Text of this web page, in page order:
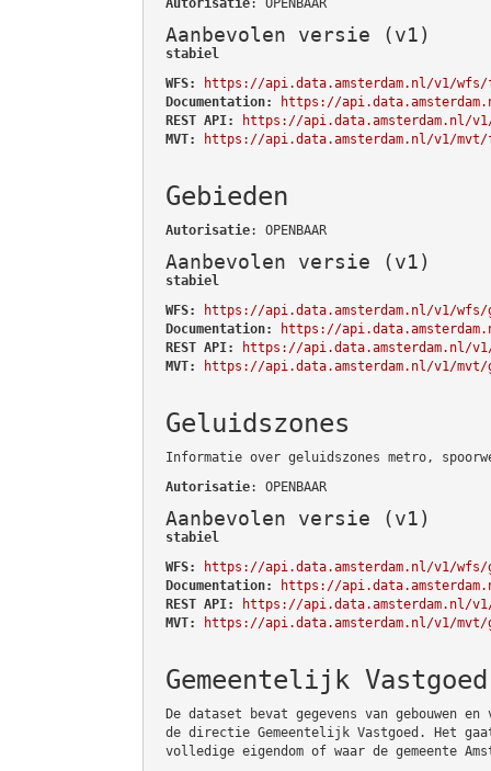
Aanbevolen versie (v1)
stabiel
WFS:
https://api.data.amsterdam.nl/v1/wfs/
Documentation:
https://
REST API:
https://api.data.amsterdam.nl/
MVT:
https://api.data.amsterdam.nl/v1/mvt/
Gebieden
Autorisatie: OPENBAAR
Aanbevolen versie (v1)
stabiel
WFS:
https://api.data.amsterdam.nl/v1/wfs/
Documentation:
https://
REST API:
https://api.data.amsterdam.nl/
MVT:
https://api.data.amsterdam.nl/v1/mvt/
Geluidszones
Informatie over geluidszones metro,
Autorisatie: OPENBAAR
Aanbevolen versie (v1)
stabiel
WFS:
https://api.data.amsterdam.nl/v1/wfs/
Documentation:
https://
REST API:
https://api.data.amsterdam.nl/
MVT:
https://api.data.amsterdam.nl/v1/mvt/
Gemeentelijk Vastgoed
De dataset bevat gegevens van gebouwen
de directie Gemeentelijk Vastgoed. Het
volledige eigendom of waar de gemeente